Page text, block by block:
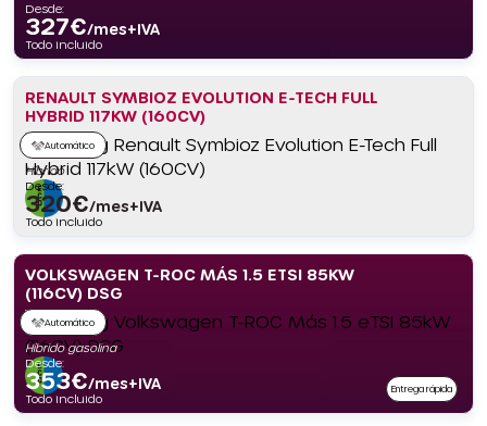
Desde:
327€/mes+IVA
Todo incluido
RENAULT SYMBIOZ EVOLUTION E-TECH FULL
HYBRID 117KW (160CV)
Automático
Híbrido
Desde:
320€/mes+IVA
Todo incluido
VOLKSWAGEN T-ROC MÁS 1.5 ETSI 85KW
(116CV) DSG
Automático
Híbrido gasolina
Desde:
353€/mes+IVA
Todo incluido
Entrega rápida